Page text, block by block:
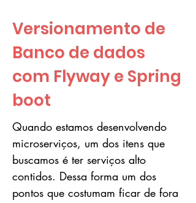
Versionamento de
Banco de dados
com Flyway e Spring
boot
Quando estamos desenvolvendo
microserviços, um dos itens que
buscamos é ter serviços alto
contidos. Dessa forma um dos
pontos que costumam ficar de fora